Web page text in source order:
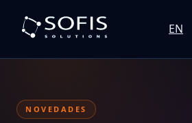
EN
NOVEDADES